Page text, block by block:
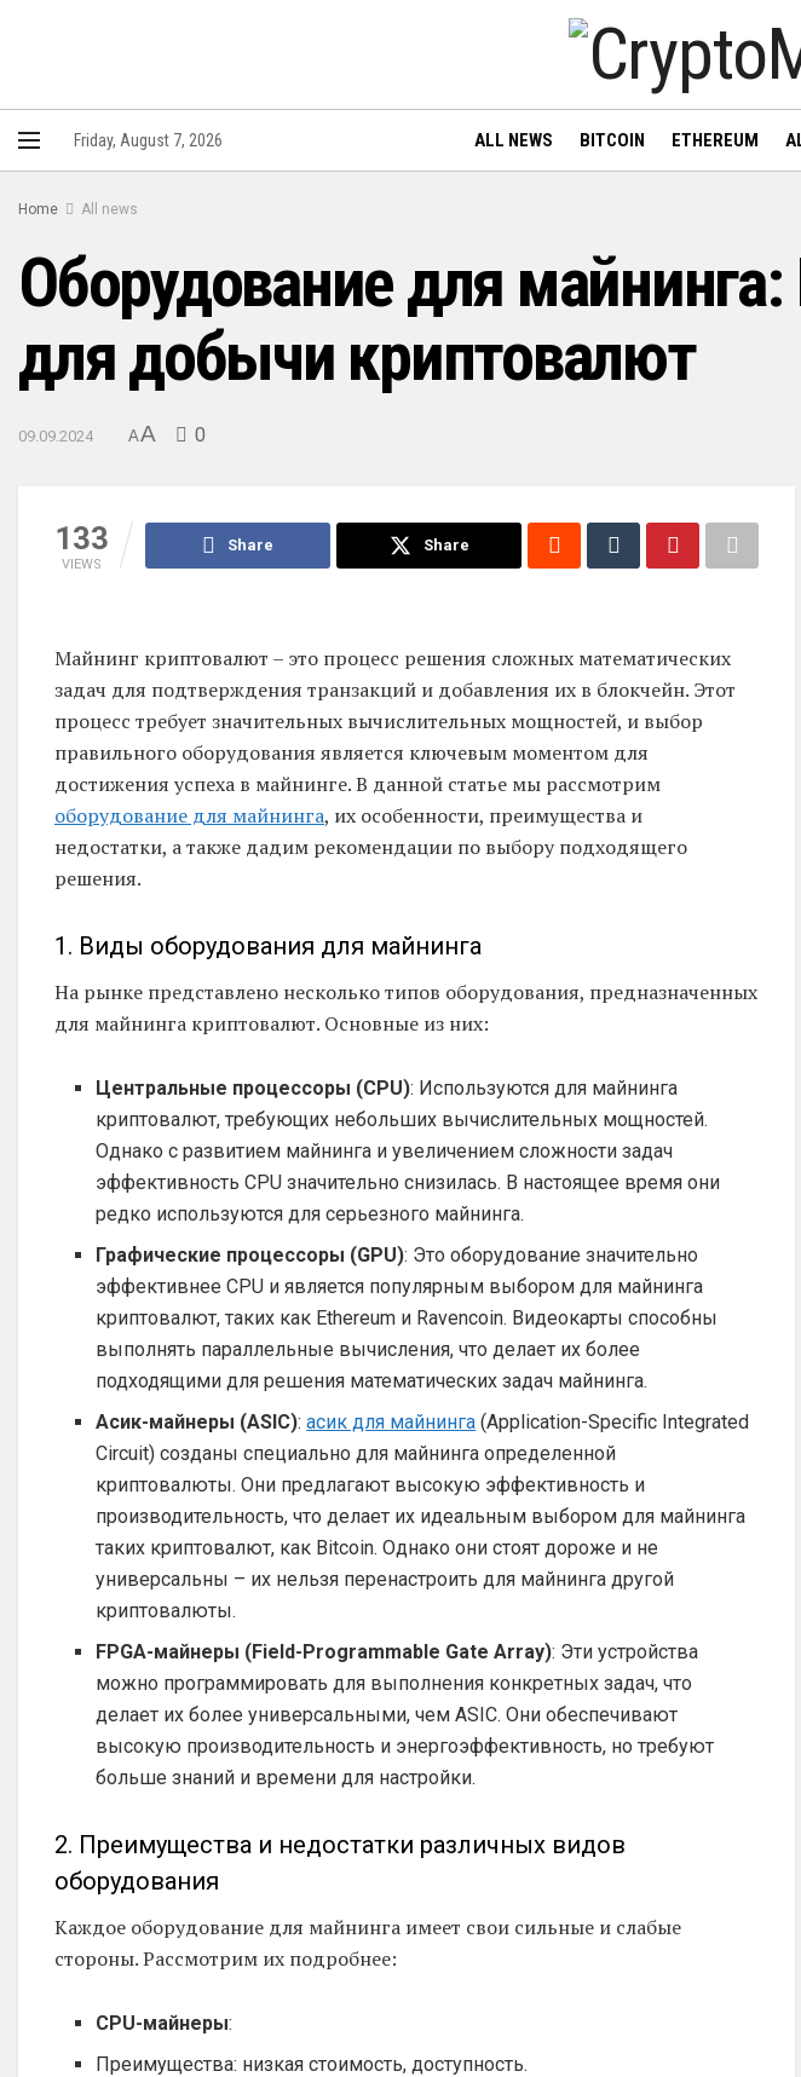
Friday, August 7, 2026 ALL NEWS BITCOIN ETHEREUM
Home All news
Оборудование для
для добычи криптовалют
09.09.2024 AA 0
133
VIEWS
Share Share
Майнинг криптовалют – это процесс решения сложных математических
задач для подтверждения транзакций и добавления их в блокчейн. Этот
процесс требует значительных вычислительных мощностей, и выбор
правильного оборудования является ключевым моментом для
достижения успеха в майнинге. В данной статье мы рассмотрим
оборудование для майнинга, их особенности, преимущества и
недостатки, а также дадим рекомендации по выбору подходящего
решения.
1. Виды оборудования для майнинга
На рынке представлено несколько типов оборудования, предназначенных
для майнинга криптовалют. Основные из них:
Центральные процессоры (CPU): Используются для майнинга
криптовалют, требующих небольших вычислительных мощностей.
Однако с развитием майнинга и увеличением сложности задач
эффективность CPU значительно снизилась. В настоящее время они
редко используются для серьезного майнинга.
Графические процессоры (GPU): Это оборудование значительно
эффективнее CPU и является популярным выбором для майнинга
криптовалют, таких как Ethereum и Ravencoin. Видеокарты способны
выполнять параллельные вычисления, что делает их более
подходящими для решения математических задач майнинга.
Асик-майнеры (ASIC):асик для майнинга (Application-Specific Integrated
Circuit) созданы специально для майнинга определенной
криптовалюты. Они предлагают высокую эффективность и
производительность, что делает их идеальным выбором для майнинга
таких криптовалют, как Bitcoin. Однако они стоят дороже и не
универсальны – их нельзя перенастроить для майнинга другой
криптовалюты.
FPGA-майнеры (Field-Programmable Gate Array): Эти устройства
можно программировать для выполнения конкретных задач, что
делает их более универсальными, чем ASIC. Они обеспечивают
высокую производительность и энергоэффективность, но требуют
больше знаний и времени для настройки.
2. Преимущества и недостатки различных видов
оборудования
Каждое оборудование для майнинга имеет свои сильные и слабые
стороны. Рассмотрим их подробнее:
CPU-майнеры:
Преимущества: низкая стоимость, доступность.